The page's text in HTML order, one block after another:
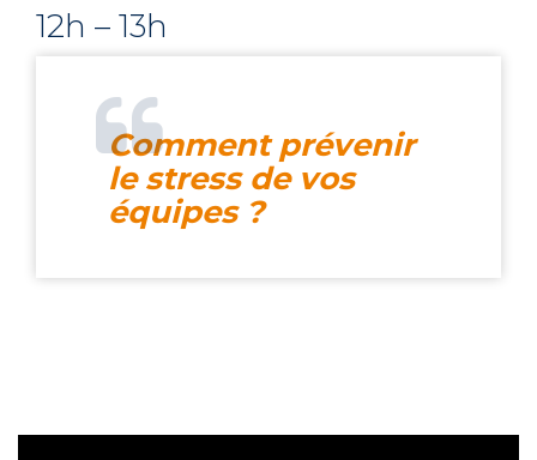
12h – 13h
Comment prévenir
le stress de vos
équipes ?